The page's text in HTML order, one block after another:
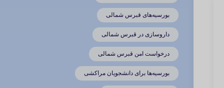
بورسیه‌های قبرس شمالی
داروسازی در قبرس شمالی
درخواست امن قبرس شمالی
بورسیه‌ها برای دانشجویان مراکشی